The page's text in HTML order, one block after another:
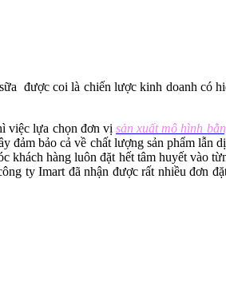
được coi là chiến lược kinh doanh có
việc lựa chọn đơn vịsản xuất mô hình
đảm bảo cả về chất lượng sản phẩm
hàng luôn đặt hết tâm huyết vào
ty Imart đã nhận được rất nhiều đơn